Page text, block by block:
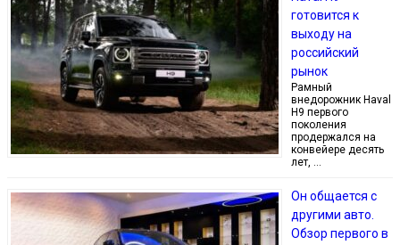
готовится к
выходу на
российский
рынок
Рамный
внедорожник Haval
H9 первого
поколения
продержался на
конвейере десять
лет, …
Он общается с
другими авто.
Обзор первого в